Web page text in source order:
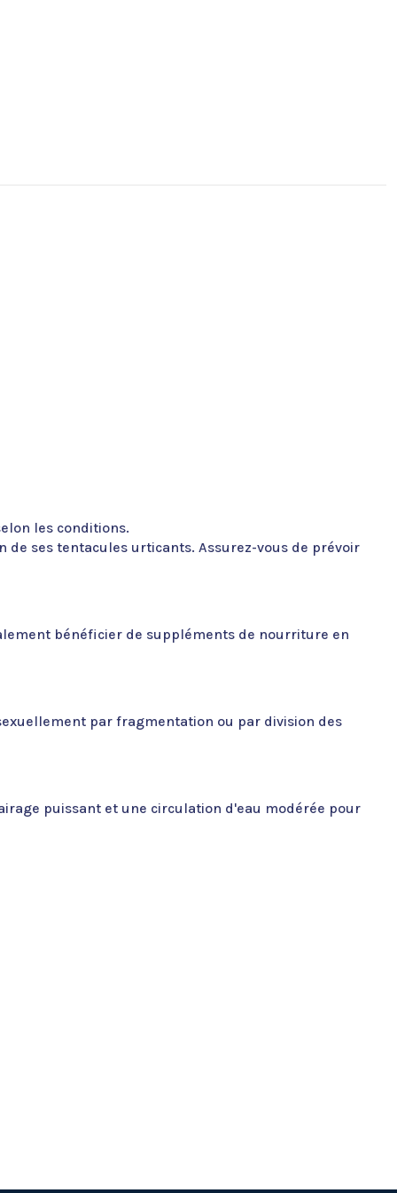
les conditions.
ses tentacules urticants. Assurez-vous de prévoir
bénéficier de suppléments de nourriture en
par fragmentation ou par division des
puissant et une circulation d'eau modérée pour